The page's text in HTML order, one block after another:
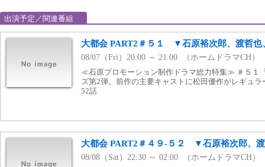
出演予定／関連番組
大都会 PART2＃５１ ▼石原裕次郎、渡哲也
08/07（Fri）20:00 ～ 21:00 （ホームドラマCH）
≪石原プロモーション制作ドラマ総力特集≫ ＃５１
ズ第2弾。前作の主要キャストに松田優作がレギュ
52話
大都会 PART2＃４９-５２ ▼石原裕次郎、
08/08（Sat）22:30 ～ 02:00 （ホームドラマCH）